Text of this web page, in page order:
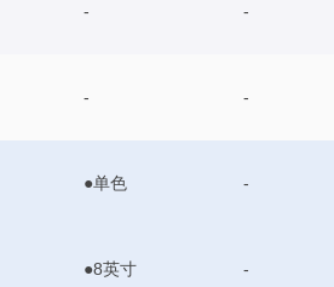
- -
- -
●单色 -
●8英寸 -